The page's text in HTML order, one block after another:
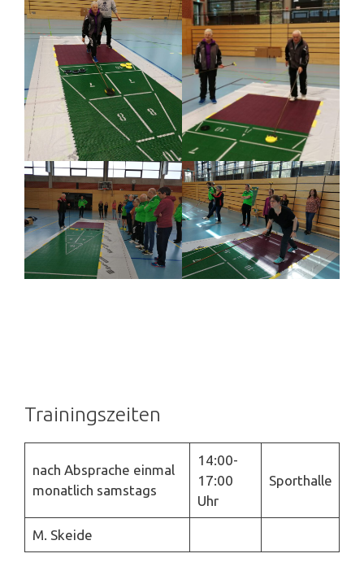
Trainingszeiten
nach Absprache einmal
monatlich samstags
14:00-
17:00
Uhr
Sporthalle
M. Skeide